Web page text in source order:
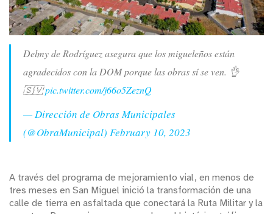
Delmy de Rodríguez asegura que los migueleños están
agradecidos con la DOM porque las obras sí se ven. 👌
🇸🇻pic.twitter.com/j66o5ZeznQ
— Dirección de Obras Municipales
(@ObraMunicipal) February 10, 2023
A través del programa de mejoramiento vial, en menos de
tres meses en San Miguel inició la transformación de una
calle de tierra en asfaltada que conectará la Ruta Militar y la